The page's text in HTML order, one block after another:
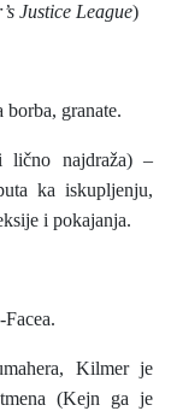
Justice League)
granate.
lično najdraža) –
ka iskupljenju,
i pokajanja.
Kilmer je
(Kejn ga je